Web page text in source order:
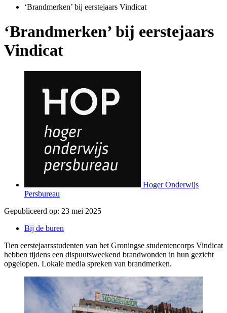
‘Brandmerken’ bij eerstejaars Vindicat
‘Brandmerken’ bij eerstejaars
Vindicat
Hoger Onderwijs
Persbureau
Gepubliceerd op: 23 mei 2025
Bij de buren
Tien eerstejaarsstudenten van het Groningse studentencorps Vindicat
hebben tijdens een dispuutsweekend brandwonden in hun gezicht
opgelopen. Lokale media spreken van brandmerken.